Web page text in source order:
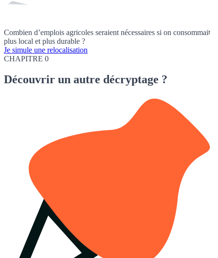
Combien d’emplois agricoles seraient nécessaires si on consommait
plus local et plus durable ?
Je simule une relocalisation
CHAPITRE 0
Découvrir un autre décryptage ?